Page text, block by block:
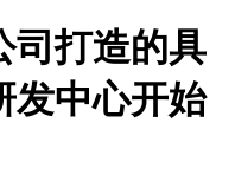
司打造的具
发中心开始